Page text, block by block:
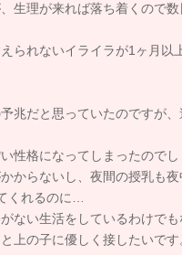
生理が来れば落ち着くので
られないイライラが1ヶ月以
兆だと思っていたのですが
性格になってしまったのでし
からないし、夜間の授乳も
くれるのに…
ない生活をしているわけでも
上の子に優しく接したいです